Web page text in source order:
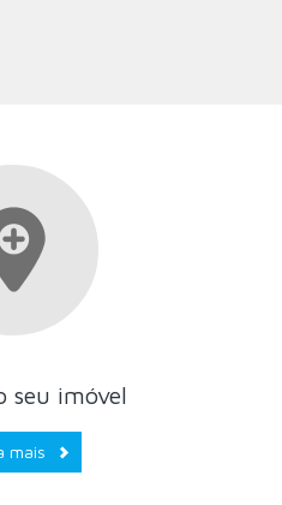
seu imóvel
mais